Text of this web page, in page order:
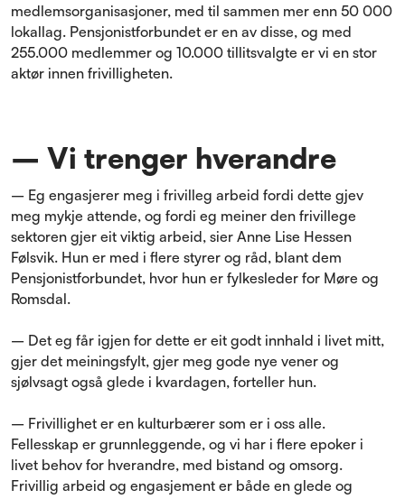
medlemsorganisasjoner, med til sammen mer enn 50 000
lokallag. Pensjonistforbundet er en av disse, og med
255.000 medlemmer og 10.000 tillitsvalgte er vi en stor
aktør innen frivilligheten.
– Vi trenger hverandre
– Eg engasjerer meg i frivilleg arbeid fordi dette gjev
meg mykje attende, og fordi eg meiner den frivillege
sektoren gjer eit viktig arbeid, sier Anne Lise Hessen
Følsvik. Hun er med i flere styrer og råd, blant dem
Pensjonistforbundet, hvor hun er fylkesleder for Møre og
Romsdal.
– Det eg får igjen for dette er eit godt innhald i livet mitt,
gjer det meiningsfylt, gjer meg gode nye vener og
sjølvsagt også glede i kvardagen, forteller hun.
– Frivillighet er en kulturbærer som er i oss alle.
Fellesskap er grunnleggende, og vi har i flere epoker i
livet behov for hverandre, med bistand og omsorg.
Frivillig arbeid og engasjement er både en glede og